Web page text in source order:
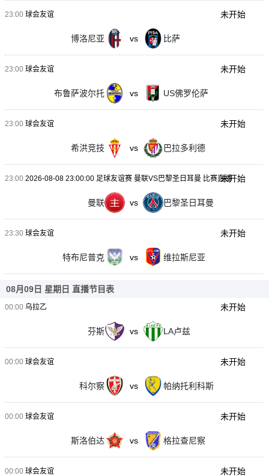
23:00 球会友谊
博洛尼亚 vs 比萨
未开始
23:00 球会友谊
布鲁萨波尔托 vs US佛罗伦萨
未开始
23:00 球会友谊
希洪竞技 vs 巴拉多利德
未开始
23:00 2026-08-08 23:00:00 足球友谊赛 曼联VS巴黎圣日耳曼 比赛直播
曼联 vs 巴黎圣日耳曼
未开始
23:30 球会友谊
特布尼普克 vs 维拉斯尼亚
未开始
08月09日 星期日 直播节目表
00:00 乌拉乙
芬斯 vs LA卢兹
未开始
00:00 球会友谊
科尔察 vs 帕纳托利科斯
未开始
00:00 球会友谊
斯洛伯达 vs 格拉查尼察
未开始
00:00 球会友谊 未开始